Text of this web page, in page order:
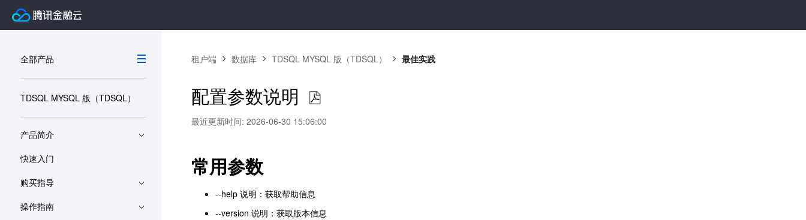
全部产品
TDSQL MYSQL 版（TDSQL）
产品简介
快速入门
购买指导
操作指南
租户端 数据库 TDSQL MYSQL 版（TDSQL） 最佳实践
配置参数说明
最近更新时间: 2026-06-30 15:06:00
常用参数
--help 说明：获取帮助信息
--version 说明：获取版本信息